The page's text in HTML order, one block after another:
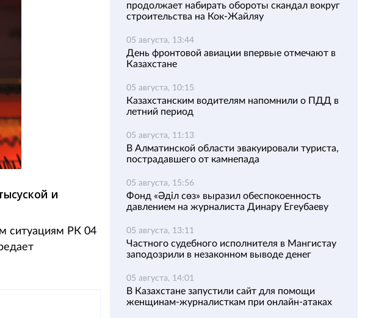
и
ситуациям РК 04
продолжает набирать обороты скандал вокруг
строительства на Кок-Жайляу
05 августа, 13:44
День фронтовой авиации впервые отмечают в
Казахстане
05 августа, 10:15
Казахстанским водителям напомнили о ПДД в
летний период
05 августа, 11:13
В Алматинской области эвакуировали туриста,
пострадавшего от камнепада
05 августа, 15:56
Фонд «Әділ сөз» выразил обеспокоенность
давлением на журналиста Динару Егеубаеву
05 августа, 13:11
Частного судебного исполнителя в Мангистау
заподозрили в незаконном выводе денег
05 августа, 14:01
В Казахстане запустили сайт для помощи
женщинам-журналисткам при онлайн-атаках